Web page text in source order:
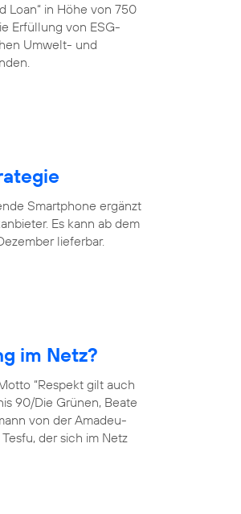
Loan“ in Höhe von 750
Erfüllung von ESG-
Umwelt- und
Smartphone ergänzt
Es kann ab dem
lieferbar.
im Netz?
“Respekt gilt auch
90/Die Grünen, Beate
von der Amadeu-
der sich im Netz